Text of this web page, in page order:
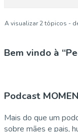
A visualizar 2 tópicos -
Bem vindo à
Podcast
Mais do que um
sobre mães e pais,